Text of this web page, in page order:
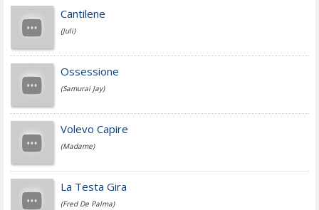
Achille Lauro
Cesare Cremonini
Jovanotti
Fedez
Cantilene
(Juli)
Ossessione
(Samurai Jay)
Volevo Capire
(Madame)
La Testa Gira
(Fred De Palma)